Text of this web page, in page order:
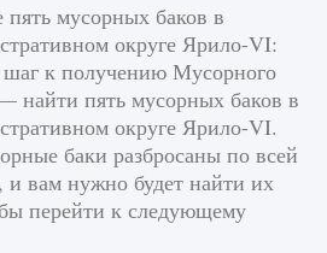
и стадионы в EA
2 395 0 2
пять мусорных баков в
округе Ярило-VI:
к получению Мусорного
пять мусорных баков в
округе Ярило-VI.
баки разбросаны по всей
и вам нужно будет найти их
перейти к следующему